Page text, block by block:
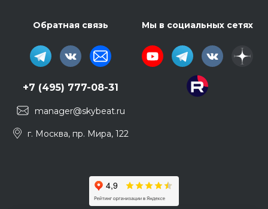
Обратная связь
+7 (495) 777-08-31
manager@skybeat.ru
г. Москва, пр. Мира, 122
Мы в социальных сетях